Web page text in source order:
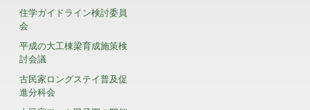
住学ガイドライン検討委員
会
平成の大工棟梁育成施策検
討会議
古民家ロングステイ普及促
進分科会